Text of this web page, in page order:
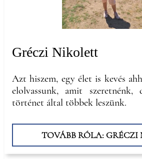
Gréczi Nikolett
Azt hiszem, egy élet is kevés
elolvassunk, amit szeretnénk,
történet által többek leszünk.
TOVÁBB RÓLA: GRÉCZI